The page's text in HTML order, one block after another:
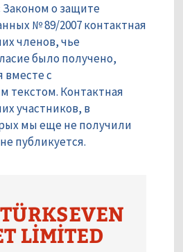
Законом о защите
№ 89/2007 контактная
членов, чье
было получено,
вместе с
текстом. Контактная
участников, в
мы еще не получили
публикуется.
LİMİTED